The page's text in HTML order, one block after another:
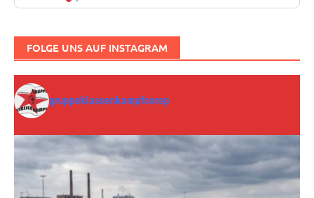
FOLGE UNS AUF INSTAGRAM
gruppeklassenkampfcorep